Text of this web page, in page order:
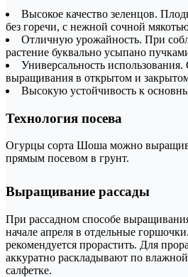
Высокое качество зеленцов.
без горечи, с нежной сочной
Отличную урожайность. При
растение буквально усыпано
Универсальность
выращивания в открытом и
Высокую устойчивость к
Технология посева
Огурцы сорта Шоша можно
прямым посевом в грунт.
Выращивание рассады
При рассадном способе
начале апреля в отдельные
рекомендуется прорастить. Для
аккуратно раскладывают по
салфетке.